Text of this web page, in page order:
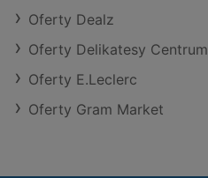
Oferty Dealz
Oferty Delikatesy Centrum
Oferty E.Leclerc
Oferty Gram Market